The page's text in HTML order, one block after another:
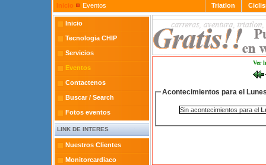
Inicio Eventos Triatlon
Inicio
Tecnologia CHIP
Servicios
Eventos
Contactenos
Buscar / Search
Fotos eventos
LINK DE INTERES
Nuestros Clientes
Monitorcardiaco
Ver
Acontecimientos para el
Sin acontecimientos para el